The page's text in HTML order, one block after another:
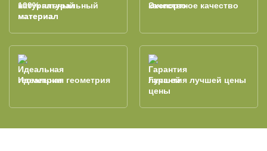
100% натуральный
материал
Экспортное качество
Идеальная геометрия Гарантия лучшей цены